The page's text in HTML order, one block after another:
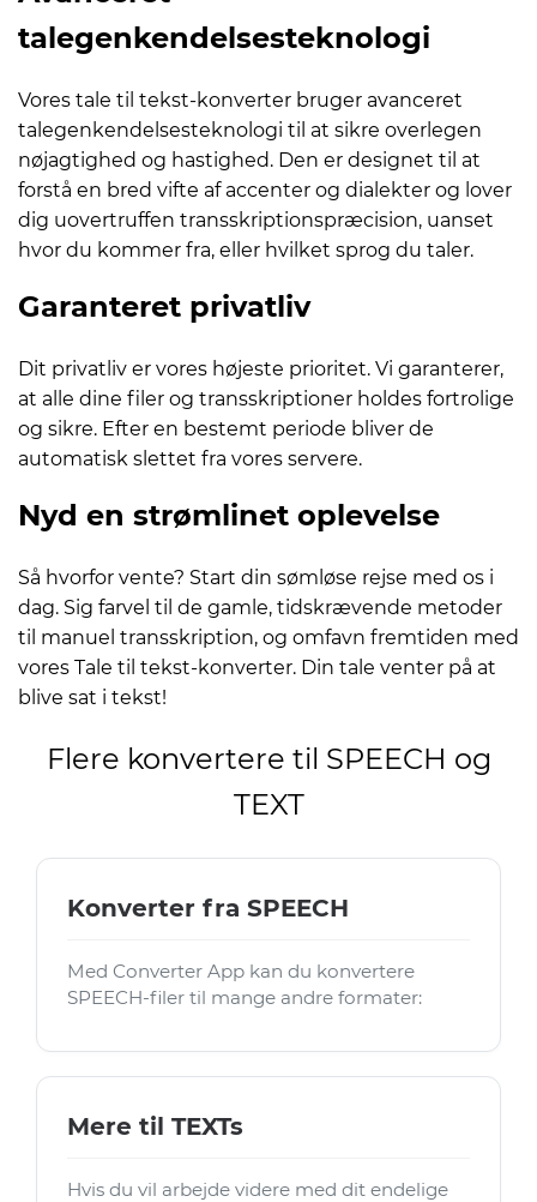
talegenkendelsesteknologi
Vores tale til tekst-konverter bruger avanceret
talegenkendelsesteknologi til at sikre overlegen
nøjagtighed og hastighed. Den er designet til at
forstå en bred vifte af accenter og dialekter og lover
dig uovertruffen transskriptionspræcision, uanset
hvor du kommer fra, eller hvilket sprog du taler.
Garanteret privatliv
Dit privatliv er vores højeste prioritet. Vi garanterer,
at alle dine filer og transskriptioner holdes fortrolige
og sikre. Efter en bestemt periode bliver de
automatisk slettet fra vores servere.
Nyd en strømlinet oplevelse
Så hvorfor vente? Start din sømløse rejse med os i
dag. Sig farvel til de gamle, tidskrævende metoder
til manuel transskription, og omfavn fremtiden med
vores Tale til tekst-konverter. Din tale venter på at
blive sat i tekst!
Flere konvertere til SPEECH og
TEXT
Konverter fra SPEECH
Med Converter App kan du konvertere
SPEECH-filer til mange andre formater:
Mere til TEXTs
Hvis du vil arbejde videre med dit endelige